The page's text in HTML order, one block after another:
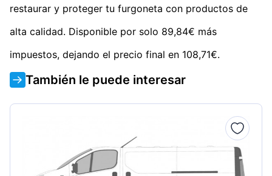
restaurar y proteger tu furgoneta con productos de
alta calidad. Disponible por solo 89,84€ más
impuestos, dejando el precio final en 108,71€.
También le puede interesar